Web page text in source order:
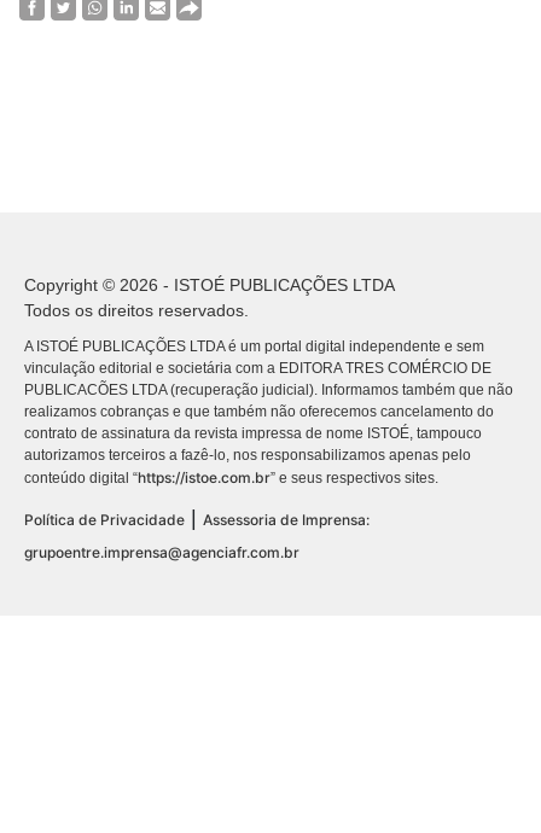
Copyright © 2026 - ISTOÉ PUBLICAÇÕES LTDA
Todos os direitos reservados.
A ISTOÉ PUBLICAÇÕES LTDA é um portal digital independente e sem
vinculação editorial e societária com a EDITORA TRES COMÉRCIO DE
PUBLICACÕES LTDA (recuperação judicial). Informamos também que não
realizamos cobranças e que também não oferecemos cancelamento do
contrato de assinatura da revista impressa de nome ISTOÉ, tampouco
autorizamos terceiros a fazê-lo, nos responsabilizamos apenas pelo
conteúdo digital “https://istoe.com.br” e seus respectivos sites.
Política de Privacidade
Assessoria de Imprensa:
grupoentre.imprensa@agenciafr.com.br